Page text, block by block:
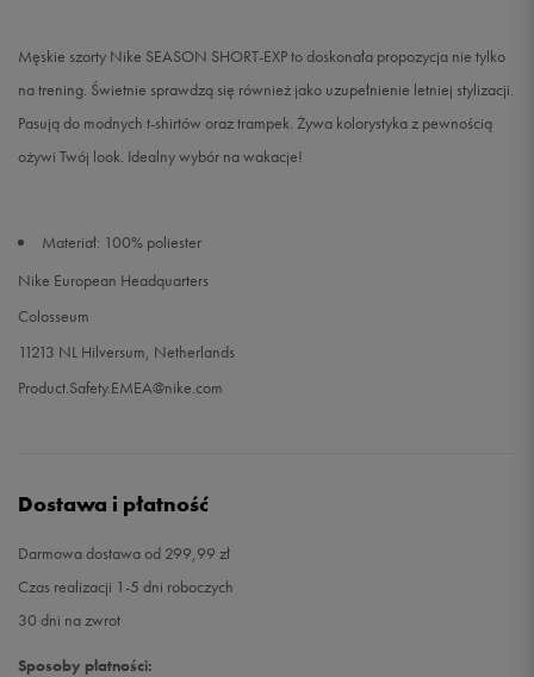
Męskie szorty Nike SEASON SHORT-EXP to doskonała propozycja nie tylko
na trening. Świetnie sprawdzą się również jako uzupełnienie letniej stylizacji.
Pasują do modnych t-shirtów oraz trampek. Żywa kolorystyka z pewnością
ożywi Twój look. Idealny wybór na wakacje!
Materiał: 100% poliester
Nike European Headquarters
Colosseum
11213 NL Hilversum, Netherlands
Product.Safety.EMEA@nike.com
Dostawa i płatność
Darmowa dostawa od 299,99 zł
Czas realizacji 1-5 dni roboczych
30 dni na zwrot
Sposoby płatności: